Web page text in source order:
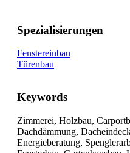
Spezialisierungen
Fenstereinbau
Türenbau
Keywords
Zimmerei, Holzbau,
Dachdämmung,
Energieberatung,